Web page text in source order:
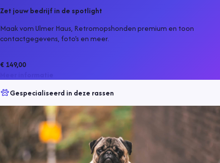
Zet jouw bedrijf in de spotlight
Maak vom Ulmer Haus, Retromopshonden premium en toon
contactgegevens, foto's en meer.
€ 149,00
Gespecialiseerd in deze rassen